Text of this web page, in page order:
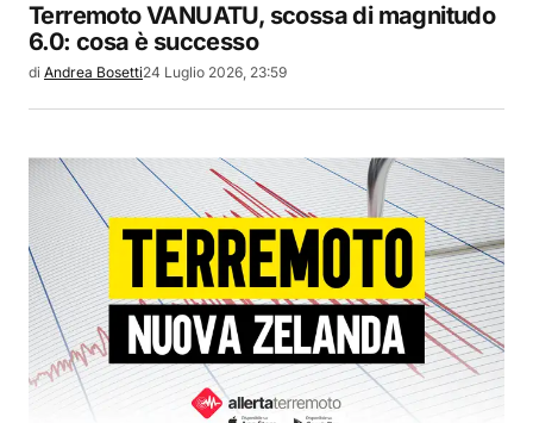
Terremoto VANUATU, scossa di magnitudo
6.0: cosa è successo
di Andrea Bosetti24 Luglio 2026, 23:59